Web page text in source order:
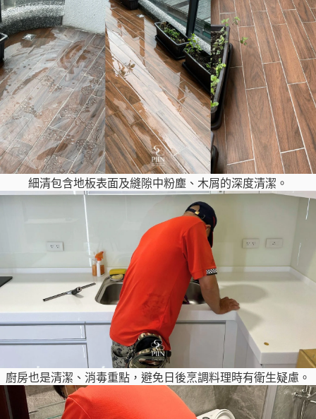
細清包含地板表面及縫隙中粉塵、木屑的深度清潔。
廚房也是清潔、消毒重點，避免日後烹調料理時有衛生疑慮。